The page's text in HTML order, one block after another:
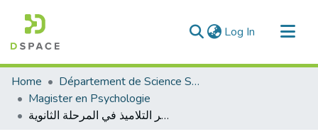
Log In (current)
Communities & Collections
All of DSpace
Statistics
Home
Département de Science Sociale
Magister en Psychologie
دور التوجيه والإرشاد المدرسي والمهني في بناء المشروع المدرسي والمهني من وجهة نظر التلاميذ في المرحلة الثانوية